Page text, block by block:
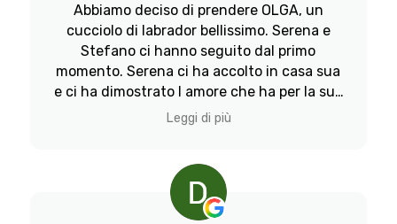
Abbiamo deciso di prendere OLGA, un
cucciolo di labrador bellissimo. Serena e
Stefano ci hanno seguito dal primo
momento. Serena ci ha accolto in casa sua
e ci ha dimostrato l amore che ha per la sua
Bloom, mamma di Olga, e i suoi cuccioli. Ci
alimentazione alle piccole abitudini. Non
possiamo fare altro che ringraziare lei e
Stefano per la professionalità, cordialità e
Leggi di più